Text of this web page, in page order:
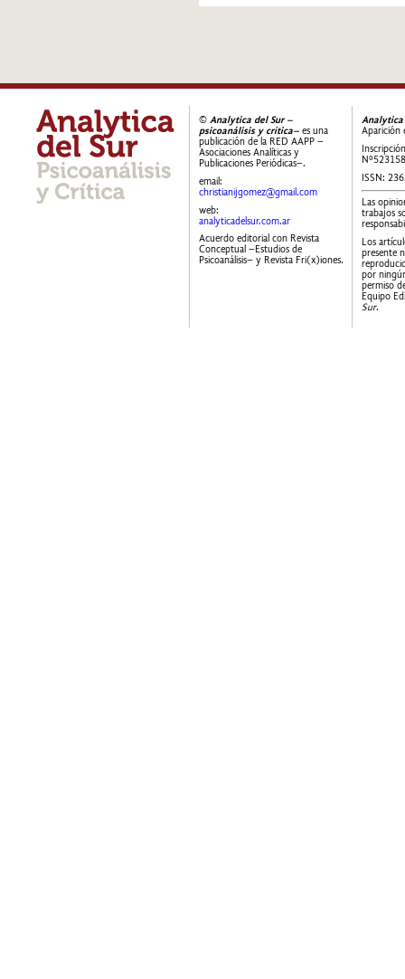
© Analytica del Sur –
psicoanálisis y crítica– es una
publicación de la RED AAPP –
Asociaciones Analíticas y
Publicaciones Periódicas–.
email:
christianijgomez@gmail.com
web:
analyticadelsur.com.ar
Acuerdo editorial con Revista
Conceptual –Estudios de
Psicoanálisis– y Revista Fri(x)iones.
Analytica
Aparición
ISSN:
Las
trabajos
Los
presente
por
permiso
Equipo
Sur.